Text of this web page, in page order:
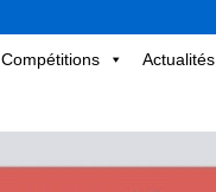
Compétitions Actualités